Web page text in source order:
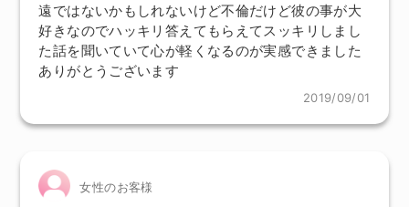
遠ではないかもしれないけど不倫だけど彼の事が大
好きなのでハッキリ答えてもらえてスッキリしまし
た話を聞いていて心が軽くなるのが実感できました
ありがとうございます
2019/09/01
女性のお客様